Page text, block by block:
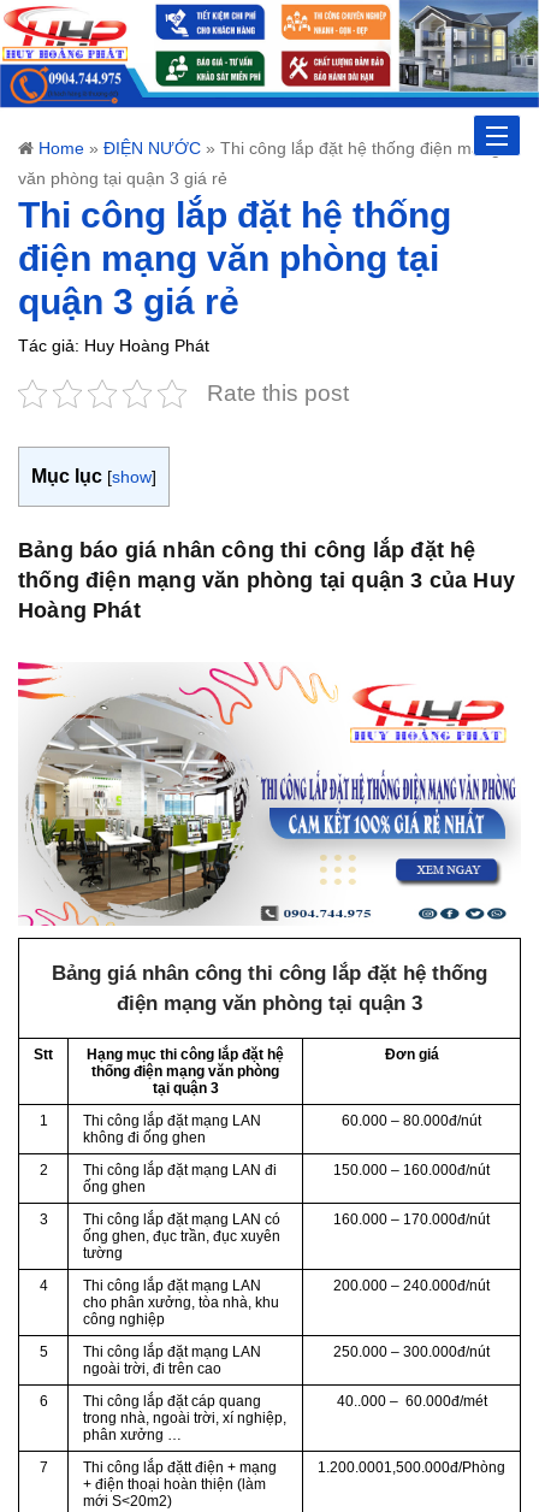
Toggle
Home » ĐIỆN NƯỚC » Thi công lắp đặt hệ thống điện mạng
văn phòng tại quận 3 giá rẻ
Thi công lắp đặt hệ thống
điện mạng văn phòng tại
quận 3 giá rẻ
Tác giả: Huy Hoàng Phát
Rate this post
Mục lục [show]
Bảng báo giá nhân công thi công lắp đặt hệ
thống điện mạng văn phòng tại quận 3 của Huy
Hoàng Phát
Bảng giá nhân công thi công lắp đặt hệ thống
điện mạng văn phòng tại quận 3
Stt
Hạng mục thi công lắp đặt hệ
thống điện mạng văn phòng
tại quận 3
Đơn giá
1
Thi công lắp đặt mạng LAN
không đi ống ghen
60.000 – 80.000đ/nút
2
Thi công lắp đặt mạng LAN đi
ống ghen
150.000 – 160.000đ/nút
3
Thi công lắp đặt mạng LAN có
ống ghen, đục trần, đục xuyên
tường
160.000 – 170.000đ/nút
4
Thi công lắp đặt mạng LAN
cho phân xưởng, tòa nhà, khu
công nghiệp
200.000 – 240.000đ/nút
5
Thi công lắp đặt mạng LAN
ngoài trời, đi trên cao
250.000 – 300.000đ/nút
6
Thi công lắp đặt cáp quang
trong nhà, ngoài trời, xí nghiệp,
phân xưởng …
40..000 – 60.000đ/mét
7
Thi công lắp đặtt điện + mạng
+ điện thoại hoàn thiện (làm
mới S<20m2)
1.200.0001,500.000đ/Phòng